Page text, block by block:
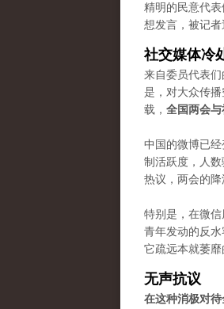
精明的民意代
想发言，被记者
社交媒体冷
来自委员代表
是，对大众传
载， 全国两会
中国的微博已
制活跃度，人
热议，两会的降
特别是，在微
青年发动的反
它疏远本就萎靡
无声抗议
在这种消极对